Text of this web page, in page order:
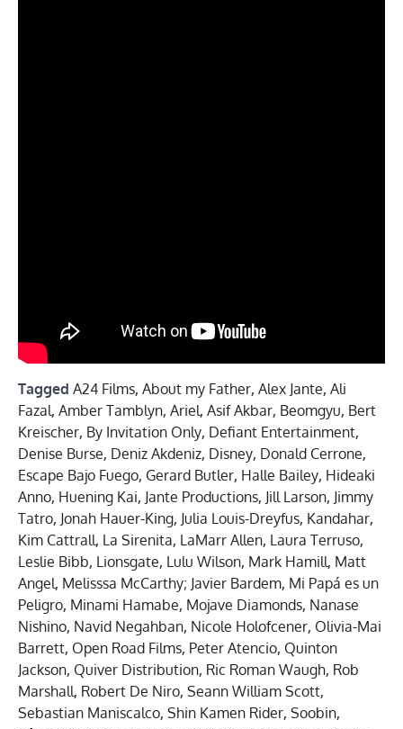
Tagged A24 Films, About my Father, Alex Jante, Ali
Fazal, Amber Tamblyn, Ariel, Asif Akbar, Beomgyu, Bert
Kreischer, By Invitation Only, Defiant Entertainment,
Denise Burse, Deniz Akdeniz, Disney, Donald Cerrone,
Escape Bajo Fuego, Gerard Butler, Halle Bailey, Hideaki
Anno, Huening Kai, Jante Productions, Jill Larson, Jimmy
Tatro, Jonah Hauer-King, Julia Louis-Dreyfus, Kandahar,
Kim Cattrall, La Sirenita, LaMarr Allen, Laura Terruso,
Leslie Bibb, Lionsgate, Lulu Wilson, Mark Hamill, Matt
Angel, Melisssa McCarthy; Javier Bardem, Mi Papá es un
Peligro, Minami Hamabe, Mojave Diamonds, Nanase
Nishino, Navid Negahban, Nicole Holofcener, Olivia-Mai
Barrett, Open Road Films, Peter Atencio, Quinton
Jackson, Quiver Distribution, Ric Roman Waugh, Rob
Marshall, Robert De Niro, Seann William Scott,
Sebastian Maniscalco, Shin Kamen Rider, Soobin,